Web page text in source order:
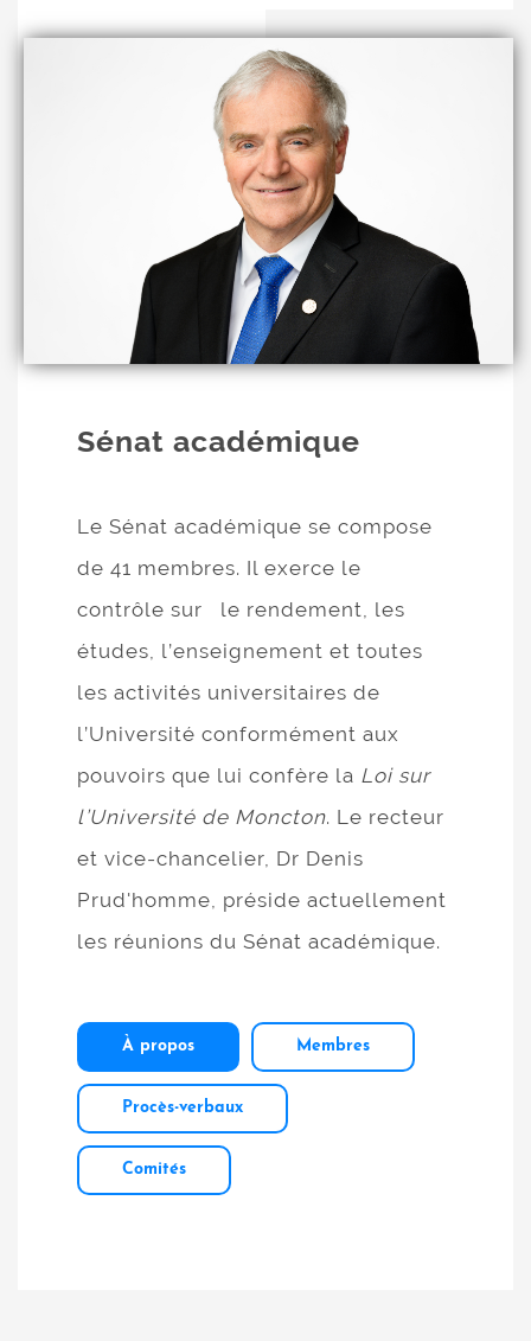
Sénat académique
Le Sénat académique se compose
de 41 membres. Il exerce le
contrôle sur le rendement, les
études, l’enseignement et toutes
les activités universitaires de
l’Université conformément aux
pouvoirs que lui confère la Loi sur
l’Université de Moncton. Le recteur
et vice-chancelier, Dr Denis
Prud'homme, préside actuellement
les réunions du Sénat académique.
À propos Membres
Procès-verbaux
Comités